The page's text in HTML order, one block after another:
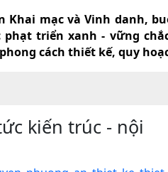
Khai mạc và Vinh danh,
phạt triển xanh - vững
cách thiết kế, quy
kiến trúc - nội